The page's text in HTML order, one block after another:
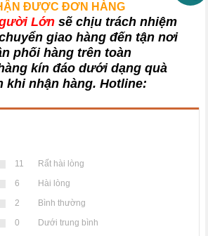
ĐƯỢC ĐƠN HÀNG
Lớn sẽ chịu trách nhiệm
giao hàng đến tận nơi
phối hàng trên toàn
kín đáo dưới dạng quà
khi nhận hàng. Hotline:
11
Rất hài lòng
6
Hài lòng
2
Bình thường
0
Dưới trung bình